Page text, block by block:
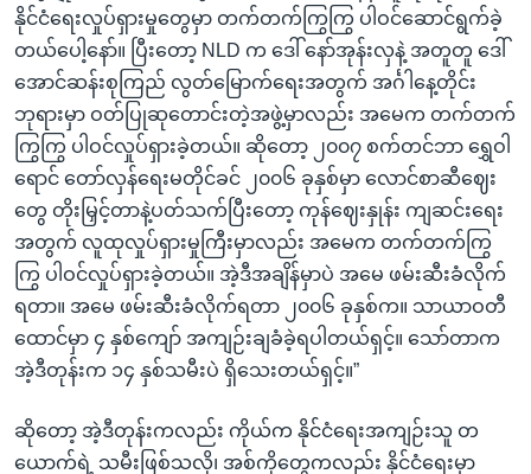
နိုင်ငံရေးလှုပ်ရှားမှုတွေမှာ တက်တက်ကြွကြွ ပါဝင်ဆောင်ရွက်ခဲ့
တယ်ပေါ့နော်။ ပြီးတော့ NLD က ဒေါ် နော်အုန်းလှနဲ့ အတူတူ ဒေါ်
အောင်ဆန်းစုကြည် လွတ်မြောက်ရေးအတွက် အင်္ဂါနေ့တိုင်း
ဘုရားမှာ ဝတ်ပြုဆုတောင်းတဲ့အဖွဲ့မှာလည်း အမေက တက်တက်
ကြွကြွ ပါဝင်လှုပ်ရှားခဲ့တယ်။ ဆိုတော့ ၂၀၀၇ စက်တင်ဘာ ရွှေဝါ
ရောင် တော်လှန်ရေးမတိုင်ခင် ၂၀၀၆ ခုနှစ်မှာ လောင်စာဆီဈေး
တွေ တိုးမြှင့်တာနဲ့ပတ်သက်ပြီးတော့ ကုန်ဈေးနှုန်း ကျဆင်းရေး
အတွက် လူထုလှုပ်ရှားမှုကြီးမှာလည်း အမေက တက်တက်ကြွ
ကြွ ပါဝင်လှုပ်ရှားခဲ့တယ်။ အဲ့ဒီအချိန်မှာပဲ အမေ ဖမ်းဆီးခံလိုက်
ရတာ။ အမေ ဖမ်းဆီးခံလိုက်ရတာ ၂၀၀၆ ခုနှစ်က။ သာယာဝတီ
ထောင်မှာ ၄ နှစ်ကျော် အကျဉ်းချခံခဲ့ရပါတယ်ရှင့်။ သော်တာက
အဲ့ဒီတုန်းက ၁၄ နှစ်သမီးပဲ ရှိသေးတယ်ရှင့်။”
ဆိုတော့ အဲ့ဒီတုန်းကလည်း ကိုယ်က နိုင်ငံရေးအကျဉ်းသူ တ
ယောက်ရဲ့ သမီးဖြစ်သလို၊ အစ်ကိုတွေကလည်း နိုင်ငံရေးမှာ